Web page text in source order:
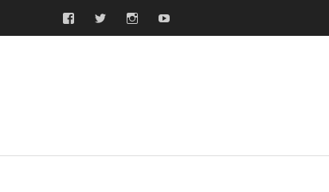
FacebookTwitterInstagram